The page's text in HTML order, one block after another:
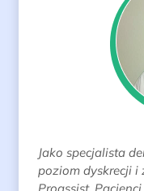
Jako specjalista
poziom dyskrecji i
Proassist.